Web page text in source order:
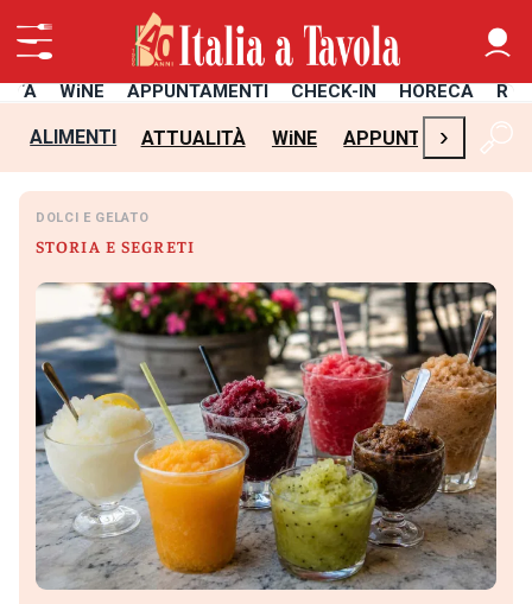
WiNE APPUNTAMENTI CHECK-IN HORECA
ALIMENTI ATTUALITÀ WiNE APPUNTAMENTI
›
DOLCI E GELATO
STORIA E SEGRETI